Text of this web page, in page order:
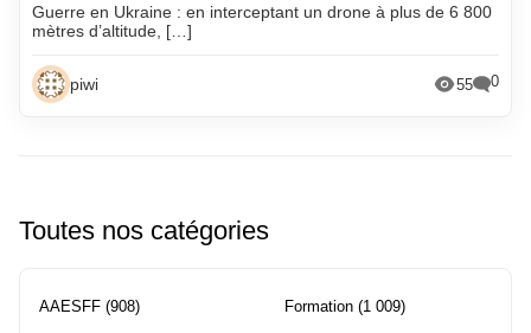
Guerre en Ukraine : en interceptant un drone à plus de 6 800
mètres d’altitude, […]
piwi 55 0
Toutes nos catégories
AAESFF (908) Formation (1 009)